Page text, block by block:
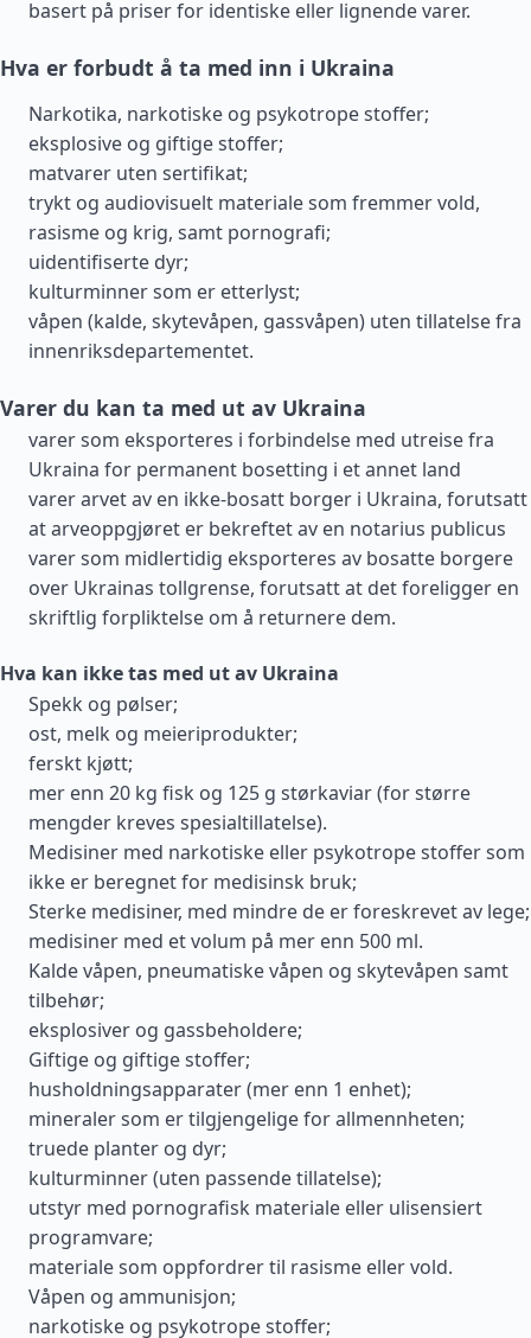
basert på priser for identiske eller lignende varer.
Hva er forbudt å ta med inn i Ukraina
Narkotika, narkotiske og psykotrope stoffer;
eksplosive og giftige stoffer;
matvarer uten sertifikat;
trykt og audiovisuelt materiale som fremmer vold,
rasisme og krig, samt pornografi;
uidentifiserte dyr;
kulturminner som er etterlyst;
våpen (kalde, skytevåpen, gassvåpen) uten tillatelse fra
innenriksdepartementet.
Varer du kan ta med ut av Ukraina
varer som eksporteres i forbindelse med utreise fra
Ukraina for permanent bosetting i et annet land
varer arvet av en ikke-bosatt borger i Ukraina, forutsatt
at arveoppgjøret er bekreftet av en notarius publicus
varer som midlertidig eksporteres av bosatte borgere
over Ukrainas tollgrense, forutsatt at det foreligger en
skriftlig forpliktelse om å returnere dem.
Hva kan ikke tas med ut av Ukraina
Spekk og pølser;
ost, melk og meieriprodukter;
ferskt kjøtt;
mer enn 20 kg fisk og 125 g størkaviar (for større
mengder kreves spesialtillatelse).
Medisiner med narkotiske eller psykotrope stoffer som
ikke er beregnet for medisinsk bruk;
Sterke medisiner, med mindre de er foreskrevet av lege;
medisiner med et volum på mer enn 500 ml.
Kalde våpen, pneumatiske våpen og skytevåpen samt
tilbehør;
eksplosiver og gassbeholdere;
Giftige og giftige stoffer;
husholdningsapparater (mer enn 1 enhet);
mineraler som er tilgjengelige for allmennheten;
truede planter og dyr;
kulturminner (uten passende tillatelse);
utstyr med pornografisk materiale eller ulisensiert
programvare;
materiale som oppfordrer til rasisme eller vold.
Våpen og ammunisjon;
narkotiske og psykotrope stoffer;